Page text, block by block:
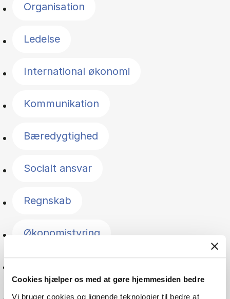
Cookies hjælper os med at gøre hjemmesiden bedre
Vi bruger cookies og lignende teknologier til bedre at
Organisation
Ledelse
International økonomi
Kommunikation
Bæredygtighed
Socialt ansvar
Regnskab
Økonomistyring